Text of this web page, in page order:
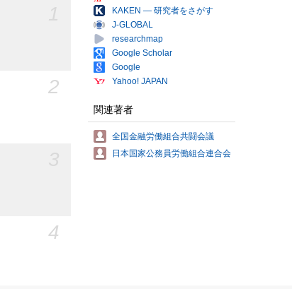
2
4
KAKEN — 研究者をさがす
J-GLOBAL
researchmap
Google Scholar
Google
Yahoo! JAPAN
関連著者
全国金融労働組合共闘会議
日本国家公務員労働組合連合会